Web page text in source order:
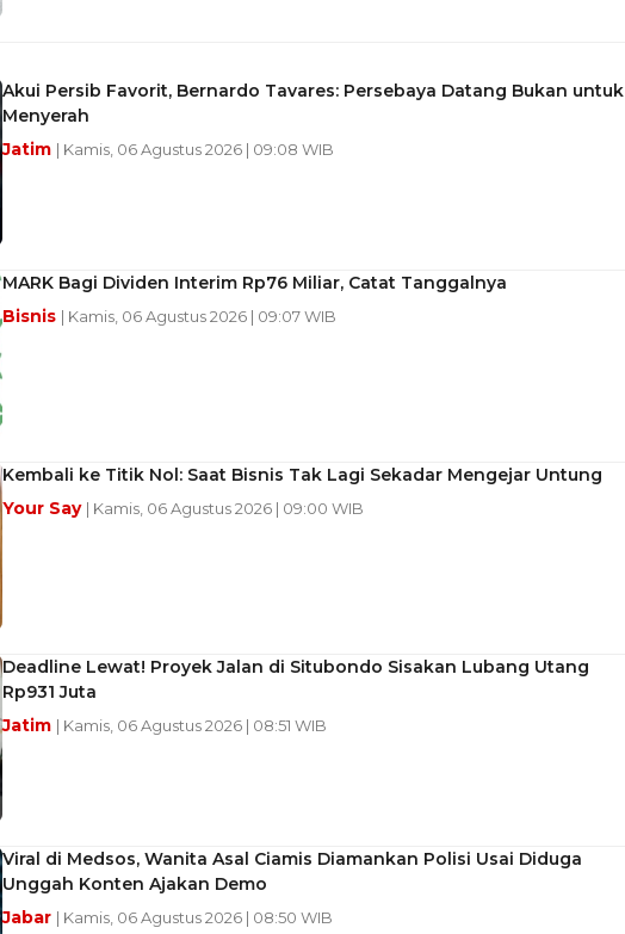
Akui Persib Favorit, Bernardo Tavares: Persebaya Datang Bukan untuk
Menyerah
Jatim | Kamis, 06 Agustus 2026 | 09:08 WIB
MARK Bagi Dividen Interim Rp76 Miliar, Catat Tanggalnya
Bisnis | Kamis, 06 Agustus 2026 | 09:07 WIB
Kembali ke Titik Nol: Saat Bisnis Tak Lagi Sekadar Mengejar Untung
Your Say | Kamis, 06 Agustus 2026 | 09:00 WIB
Deadline Lewat! Proyek Jalan di Situbondo Sisakan Lubang Utang
Rp931 Juta
Jatim | Kamis, 06 Agustus 2026 | 08:51 WIB
Viral di Medsos, Wanita Asal Ciamis Diamankan Polisi Usai Diduga
Unggah Konten Ajakan Demo
Jabar | Kamis, 06 Agustus 2026 | 08:50 WIB